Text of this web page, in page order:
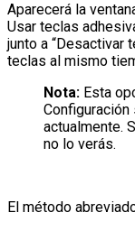
Aparecerá la
Usar teclas
junto a “Desactivar
teclas al mismo
Nota: Esta
actualmente.
no lo verás.
El método